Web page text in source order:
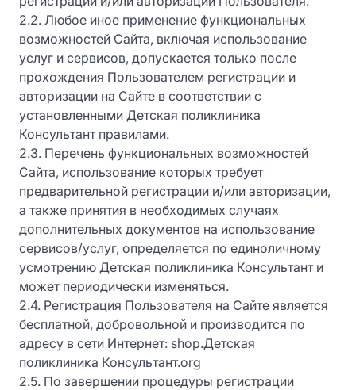
2.2. Любое иное применение функциональных
возможностей Сайта, включая использование
услуг и сервисов, допускается только после
прохождения Пользователем регистрации и
авторизации на Сайте в соответствии с
установленными Детская поликлиника
Консультант правилами.
2.3. Перечень функциональных возможностей
Сайта, использование которых требует
предварительной регистрации и/или авторизации,
а также принятия в необходимых случаях
дополнительных документов на использование
сервисов/услуг, определяется по единоличному
усмотрению Детская поликлиника Консультант и
может периодически изменяться.
2.4. Регистрация Пользователя на Сайте является
бесплатной, добровольной и производится по
адресу в сети Интернет: shop.Детская
поликлиника Консультант.org
2.5. По завершении процедуры регистрации